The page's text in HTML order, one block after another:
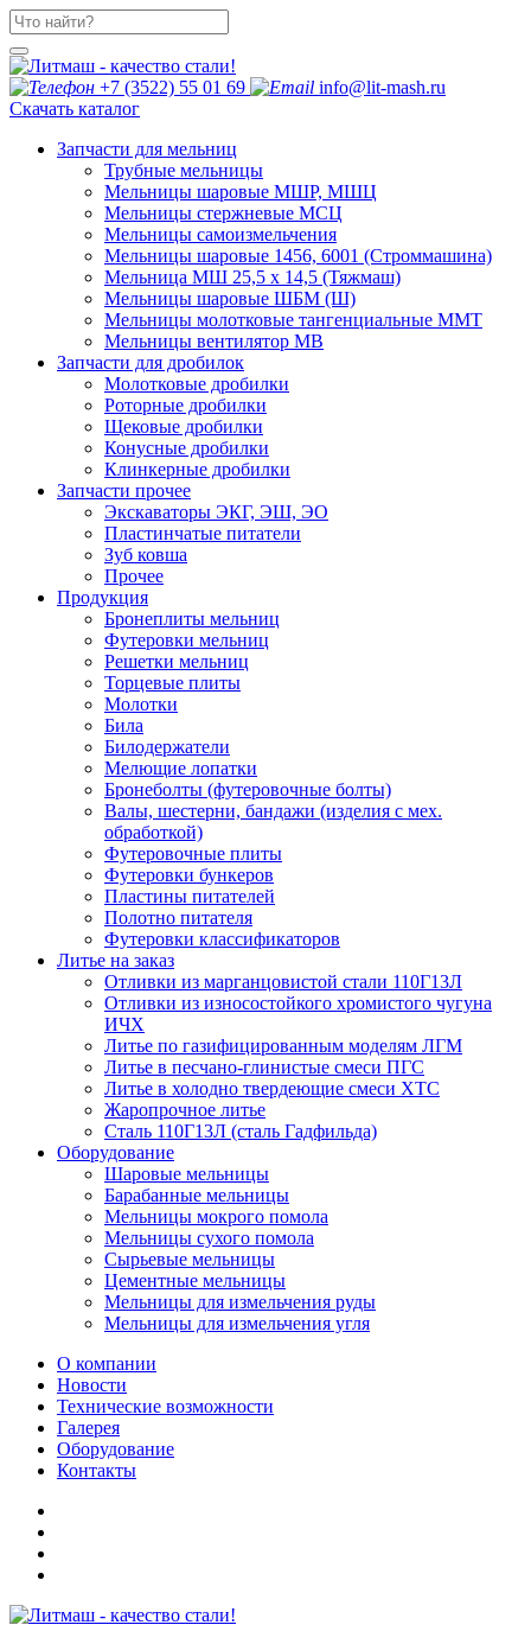
+7 (3522) 55 01 69
info@lit-mash.ru
Скачать каталог
Запчасти для мельниц
Трубные мельницы
Мельницы шаровые МШР, МШЦ
Мельницы стержневые МСЦ
Мельницы самоизмельчения
Мельницы шаровые 1456, 6001 (Строммашина)
Мельница МШ 25,5 х 14,5 (Тяжмаш)
Мельницы шаровые ШБМ (Ш)
Мельницы молотковые тангенциальные ММТ
Мельницы вентилятор МВ
Запчасти для дробилок
Молотковые дробилки
Роторные дробилки
Щековые дробилки
Конусные дробилки
Клинкерные дробилки
Запчасти прочее
Экскаваторы ЭКГ, ЭШ, ЭО
Пластинчатые питатели
Зуб ковша
Прочее
Продукция
Бронеплиты мельниц
Футеровки мельниц
Решетки мельниц
Торцевые плиты
Молотки
Била
Билодержатели
Мелющие лопатки
Бронеболты (футеровочные болты)
Валы, шестерни, бандажи (изделия с мех.
обработкой)
Футеровочные плиты
Футеровки бункеров
Пластины питателей
Полотно питателя
Футеровки классификаторов
Литье на заказ
Отливки из марганцовистой стали 110Г13Л
Отливки из износостойкого хромистого чугуна
ИЧХ
Литье по газифицированным моделям ЛГМ
Литье в песчано-глинистые смеси ПГС
Литье в холодно твердеющие смеси ХТС
Жаропрочное литье
Сталь 110Г13Л (сталь Гадфильда)
Оборудование
Шаровые мельницы
Барабанные мельницы
Мельницы мокрого помола
Мельницы сухого помола
Сырьевые мельницы
Цементные мельницы
Мельницы для измельчения руды
Мельницы для измельчения угля
О компании
Новости
Технические возможности
Галерея
Оборудование
Контакты